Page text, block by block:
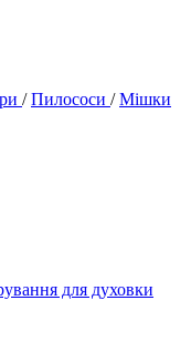
/ Пилососи / Мішки
для духовки